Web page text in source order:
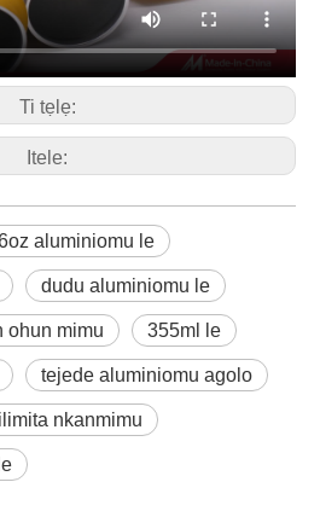
Ti tẹlẹ:
Itele:
aluminiomu le
dudu aluminiomu le
ohun mimu 355ml le
tejede aluminiomu agolo
nkanmimu